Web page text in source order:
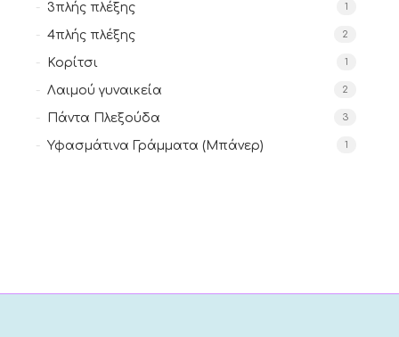
3πλής πλέξης 1
4πλής πλέξης 2
Κορίτσι 1
Λαιμού γυναικεία 2
Πάντα Πλεξούδα 3
Υφασμάτινα Γράμματα (Μπάνερ) 1